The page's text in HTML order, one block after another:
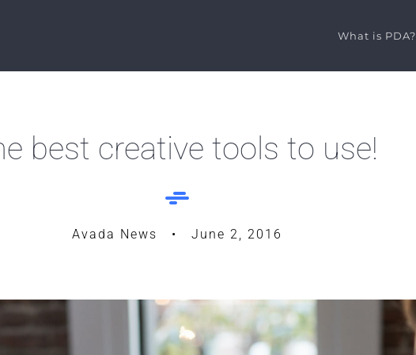
What is PDA?
best creative tools to use!
Avada News • June 2, 2016